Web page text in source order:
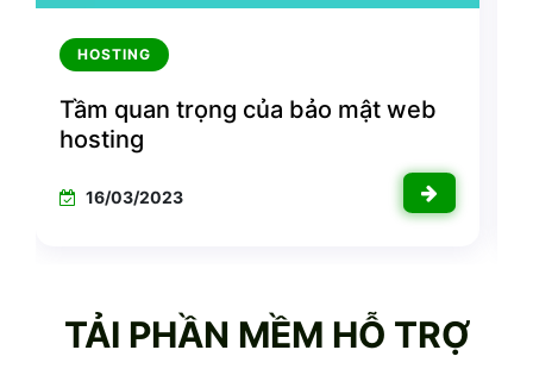
HOSTING
Tầm quan trọng của bảo mật web
hosting
16/03/2023
TẢI PHẦN MỀM HỖ TRỢ